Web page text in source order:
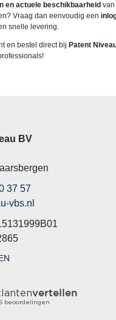
en actuele beschikbaarheid van
Vraag dan eenvoudig een
snelle levering.
en bestel direct bij Patent
BV
37 57
vbs.nl